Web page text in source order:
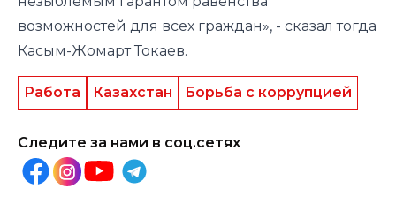
возможностей для всех граждан», - сказал тогда
Касым-Жомарт Токаев.
Работа Казахстан Борьба с коррупцией
Следите за нами в соц.сетях